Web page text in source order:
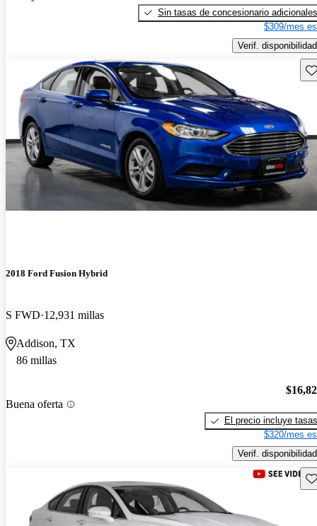
Sin tasas de concesionario adicionales
$309/mes
Verif. disponibilidad
2018 Ford Fusion Hybrid
S FWD 12,931 millas
Addison, TX
86 millas
Buena oferta
El precio incluye tasas
$320/mes
Verif. disponibilidad